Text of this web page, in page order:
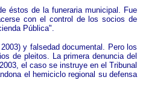
éstos de la funeraria municipal. Fue
con el control de los socios de
Pública".
y falsedad documental. Pero los
de pleitos. La primera denuncia del
el caso se instruye en el Tribunal
el hemiciclo regional su defensa